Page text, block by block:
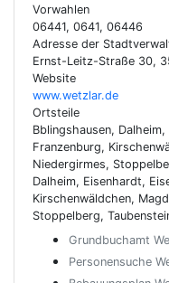
Vorwahlen
06441, 0641, 06446
Adresse der
Ernst-Leitz-Straße 30,
Website
www.wetzlar.de
Ortsteile
Bblingshausen,
Franzenburg,
Niedergirmes,
Dalheim, Eisenhardt,
Kirschenwäldchen,
Stoppelberg,
Grundbuchamt
Personensuche